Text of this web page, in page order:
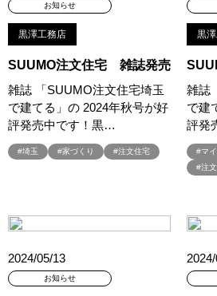
#オープンハウス #オープンハウス・アー
#カタログ #
#カースペース #ガラポン
#キッチン収納 #キャ
#キャンペーン情報 #キャンペーン開催中
#クアトロ断熱フェア #クオカード #
#
#グッドデザイン賞 #グランスマート
#グレードアッププレゼント特典 #ゲーム
お知らせ
黒澤工務店
SUUMO注文住宅 雑誌発売
雑誌 「SUUMO注文住宅埼玉
で建てる」の 2024年秋号が好
評発売中です！黒…
#埼玉 #家づくり #注文住宅
黒
雑誌
で建
評発
#マ
#注
2024/05/13
お知らせ